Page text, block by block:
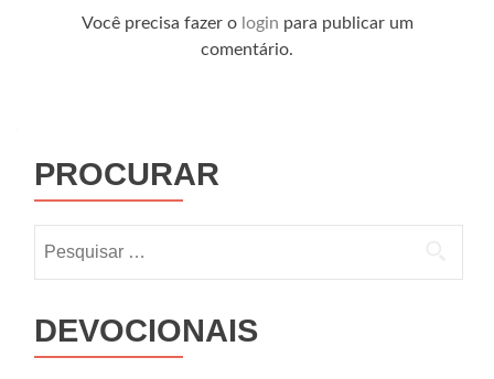
Você precisa fazer o login para publicar um
comentário.
PROCURAR
DEVOCIONAIS